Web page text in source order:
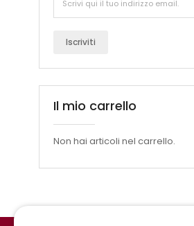
Iscriviti
Il mio carrello
Non hai articoli nel carrello.